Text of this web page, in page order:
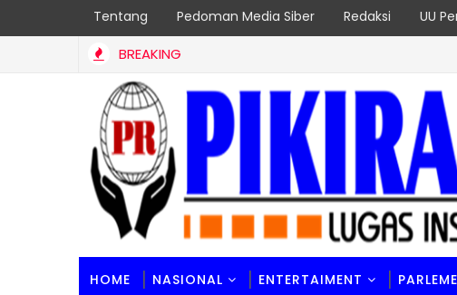
Tentang Pedoman Media Siber Redaksi UU
BREAKING
HOME NASIONAL ENTERTAIMENT